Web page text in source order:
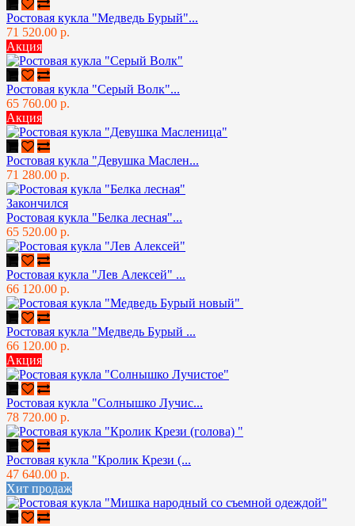
Ростовая кукла "Медведь Бурый"...
71 520.00 р.
Акция
Ростовая кукла "Серый Волк"...
65 760.00 р.
Акция
Ростовая кукла "Девушка Маслен...
71 280.00 р.
Закончился
Ростовая кукла "Белка лесная"...
65 520.00 р.
Ростовая кукла "Лев Алексей" ...
66 120.00 р.
Ростовая кукла "Медведь Бурый ...
66 120.00 р.
Акция
Ростовая кукла "Солнышко Лучис...
78 720.00 р.
Ростовая кукла "Кролик Крези (...
47 640.00 р.
Хит продаж